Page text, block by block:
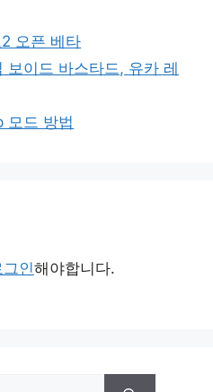
오픈 베타
보이드 바스타드, 유카 레
모드 방법
그인해야합니다.